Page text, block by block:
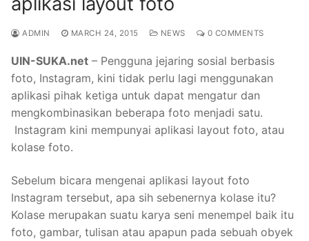
ADMIN MARCH 24, 2015 NEWS 0 COMMENTS
UIN-SUKA.net – Pengguna jejaring sosial berbasis
foto, Instagram, kini tidak perlu lagi menggunakan
aplikasi pihak ketiga untuk dapat mengatur dan
mengkombinasikan beberapa foto menjadi satu.
Instagram kini mempunyai aplikasi layout foto, atau
kolase foto.
Sebelum bicara mengenai aplikasi layout foto
Instagram tersebut, apa sih sebenernya kolase itu?
Kolase merupakan suatu karya seni menempel baik itu
foto, gambar, tulisan atau apapun pada sebuah obyek